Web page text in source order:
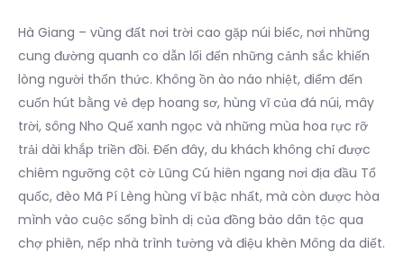
Hà Giang – vùng đất nơi trời cao gặp núi biếc, nơi những
cung đường quanh co dẫn lối đến những cảnh sắc khiến
lòng người thổn thức. Không ồn ào náo nhiệt, điểm đến
cuốn hút bằng vẻ đẹp hoang sơ, hùng vĩ của đá núi, mây
trời, sông Nho Quế xanh ngọc và những mùa hoa rực rỡ
trải dài khắp triền đồi. Đến đây, du khách không chỉ được
chiêm ngưỡng cột cờ Lũng Cú hiên ngang nơi địa đầu Tổ
quốc, đèo Mã Pí Lèng hùng vĩ bậc nhất, mà còn được hòa
mình vào cuộc sống bình dị của đồng bào dân tộc qua
chợ phiên, nếp nhà trình tường và điệu khèn Mông da diết.